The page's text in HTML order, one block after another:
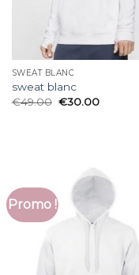
SWEAT BLANC
sweat blanc
€49.00 €30.00
Promo !